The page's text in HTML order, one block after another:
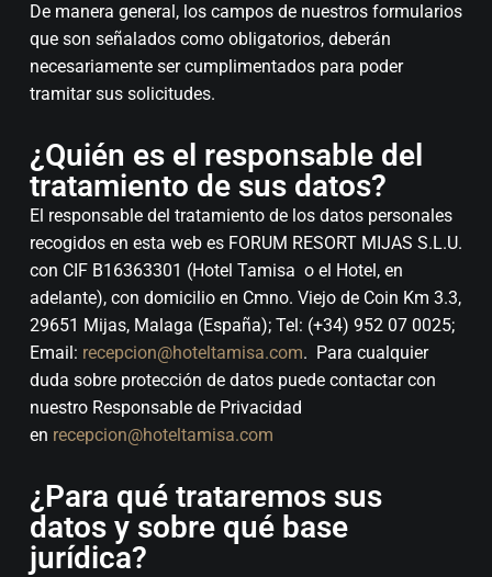
De manera general, los campos de nuestros formularios
que son señalados como obligatorios, deberán
necesariamente ser cumplimentados para poder
tramitar sus solicitudes.
¿Quién es el responsable del
tratamiento de sus datos?
El responsable del tratamiento de los datos personales
recogidos en esta web es FORUM RESORT MIJAS S.L.U.
con CIF B16363301 (Hotel Tamisa o el Hotel, en
adelante), con domicilio en Cmno. Viejo de Coin Km 3.3,
29651 Mijas, Malaga (España); Tel: (+34) 952 07 0025;
Email: recepcion@hoteltamisa.com. Para cualquier
duda sobre protección de datos puede contactar con
nuestro Responsable de Privacidad
en recepcion@hoteltamisa.com
¿Para qué trataremos sus
datos y sobre qué base
jurídica?